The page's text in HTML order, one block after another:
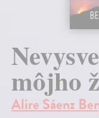
môjho
Alire Sáenz